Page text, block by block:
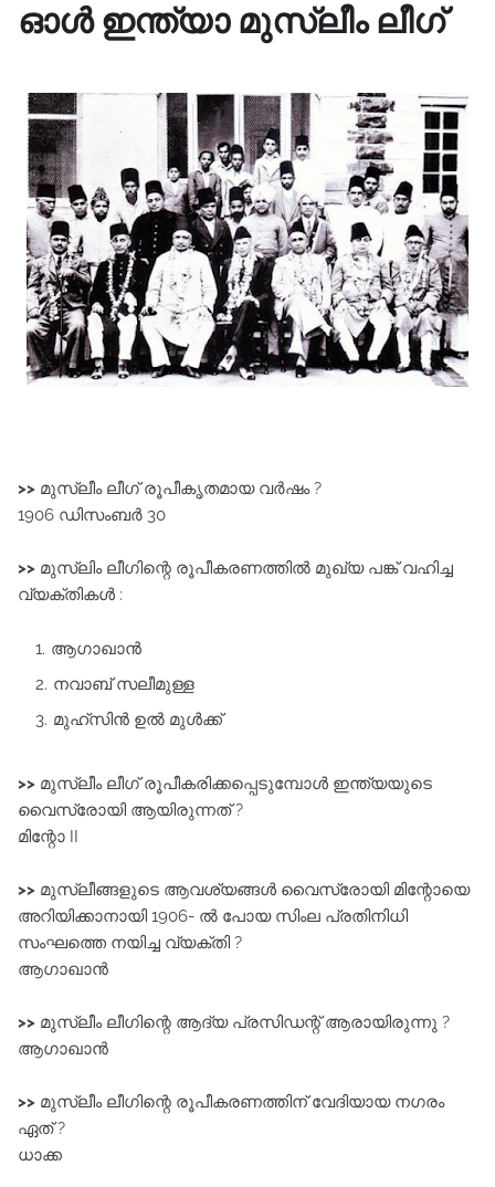
ഓൾ ഇന്ത്യാ മുസ്ലീം ലീഗ്
>> മുസ്ലീം ലീഗ് രൂപീകൃതമായ വർഷം ?
1906 ഡിസംബർ 30
>> മുസ്ലിം ലീഗിന്റെ രൂപീകരണത്തിൽ മുഖ്യ പങ്ക് വഹിച്ച
വ്യക്തികൾ :
ആഗാഖാൻ
നവാബ് സലീമുള്ള
മുഹ്‌സിൻ ഉൽ മുൾക്ക്
>> മുസ്ലീം ലീഗ് രൂപീകരിക്കപ്പെടുമ്പോൾ ഇന്ത്യയുടെ
വൈസ്രോയി ആയിരുന്നത് ?
മിന്റോ II
>> മുസ്ലീങ്ങളുടെ ആവശ്യങ്ങൾ വൈസ്രോയി മിന്റോയെ
അറിയിക്കാനായി 1906- ൽ പോയ സിംല പ്രതിനിധി
സംഘത്തെ നയിച്ച വ്യക്തി ?
ആഗാഖാൻ
>> മുസ്ലീം ലീഗിന്റെ ആദ്യ പ്രസിഡന്റ് ആരായിരുന്നു ?
ആഗാഖാൻ
>> മുസ്ലീം ലീഗിന്റെ രൂപീകരണത്തിന് വേദിയായ നഗരം
ഏത് ?
ധാക്ക